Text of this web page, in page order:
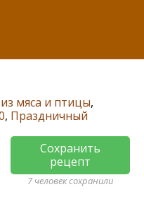
мяса и птицы,
, Праздничный
Сохранить
рецепт
7 человек сохранили